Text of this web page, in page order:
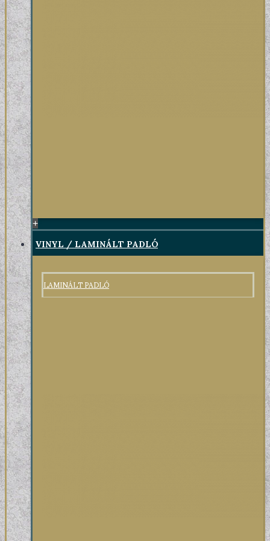
+
VINYL / LAMINÁLT PADLÓ
LAMINÁLT PADLÓ